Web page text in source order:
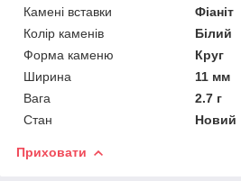
Камені вставки
Фіаніт
Колір каменів
Білий
Форма каменю
Круг
Ширина
11 мм
Вага
2.7 г
Стан
Новий
Приховати